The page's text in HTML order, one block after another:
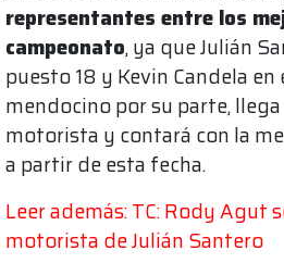
representantes entre los
campeonato, ya que Julián
puesto 18 y Kevin Candela en
mendocino por su parte,
motorista y contará con la
a partir de esta fecha.
Leer además: TC: Rody Agut
motorista de Julián Santero